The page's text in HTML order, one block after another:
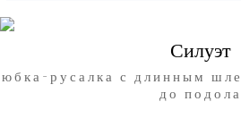
Силуэт
юбка-русалка с длинным
до подола